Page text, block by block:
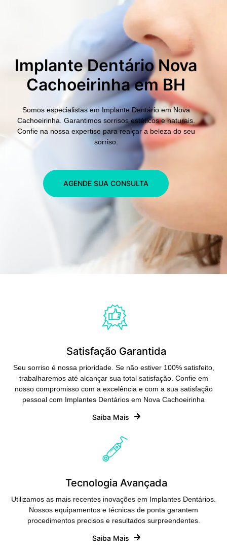
Implante Dentário Nova
Cachoeirinha em BH
Somos especialistas em Implante Dentário em Nova
Cachoeirinha. Garantimos sorrisos estéticos e naturais.
Confie na nossa expertise para realçar a beleza do seu
sorriso.
AGENDE SUA CONSULTA
Satisfação Garantida
Seu sorriso é nossa prioridade. Se não estiver 100% satisfeito,
trabalharemos até alcançar sua total satisfação. Confie em
nosso compromisso com a excelência e com a sua satisfação
pessoal com Implantes Dentários em Nova Cachoeirinha
Saiba Mais
Tecnologia Avançada
Utilizamos as mais recentes inovações em Implantes Dentários.
Nossos equipamentos e técnicas de ponta garantem
procedimentos precisos e resultados surpreendentes.
Saiba Mais